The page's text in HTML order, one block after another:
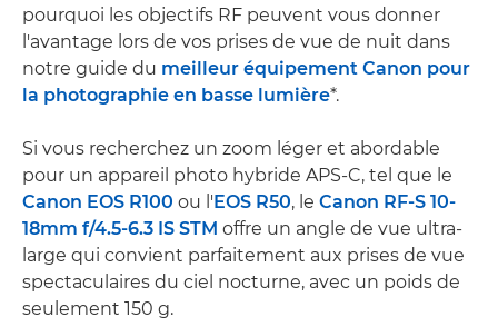
pourquoi les objectifs RF peuvent vous donner
l'avantage lors de vos prises de vue de nuit dans
notre guide du meilleur équipement Canon pour
la photographie en basse lumière*.
Si vous recherchez un zoom léger et abordable
pour un appareil photo hybride APS-C, tel que le
Canon EOS R100 ou l'EOS R50, le Canon RF-S 10-
18mm f/4.5-6.3 IS STM offre un angle de vue ultra-
large qui convient parfaitement aux prises de vue
spectaculaires du ciel nocturne, avec un poids de
seulement 150 g.